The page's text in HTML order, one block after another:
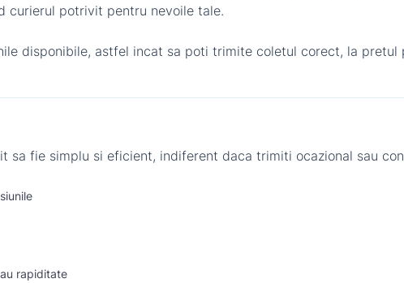
curierul potrivit pentru nevoile tale.
disponibile, astfel incat sa poti trimite coletul corect, la
sa fie simplu si eficient, indiferent daca trimiti ocazional sau
rapiditate